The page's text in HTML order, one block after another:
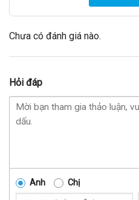
Chưa có đánh giá nào.
Hỏi đáp
Anh Chị